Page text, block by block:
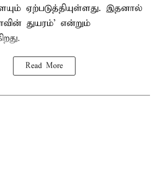
ஏற்படுத்தியுள்ளது. இதனால்
துயரம்’ என்றும்
Read More